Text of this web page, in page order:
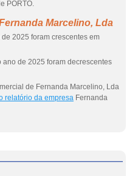
PORTO.
Marcelino, Lda
2025 foram crescentes em
de 2025 foram decrescentes
de Fernanda Marcelino, Lda
relatório da empresa Fernanda